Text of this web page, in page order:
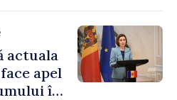
actuala
apel
în